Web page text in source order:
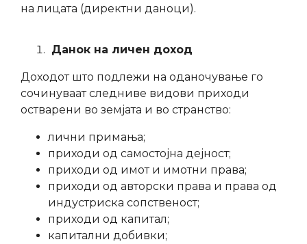
на лицата (директни даноци).
Данок на личен доход
Доходот што подлежи на оданочување го
сочинуваат следниве видови приходи
остварени во земјата и во странство:
лични примања;
приходи од самостојна дејност;
приходи од имот и имотни права;
приходи од авторски права и права од
индустриска сопственост;
приходи од капитал;
капитални добивки;